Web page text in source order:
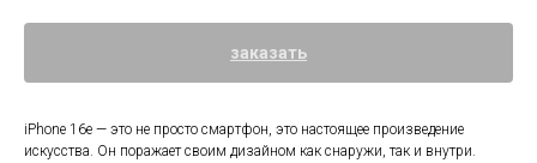
заказать
iPhone 16e — это не просто смартфон, это настоящее произведение
искусства. Он поражает своим дизайном как снаружи, так и внутри.